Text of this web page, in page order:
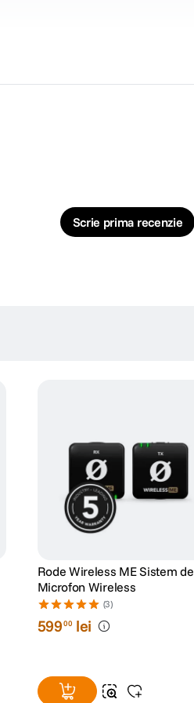
Scrie prima recenzie
Rode Wireless ME Sistem de
Microfon Wireless
(3)
59900 lei